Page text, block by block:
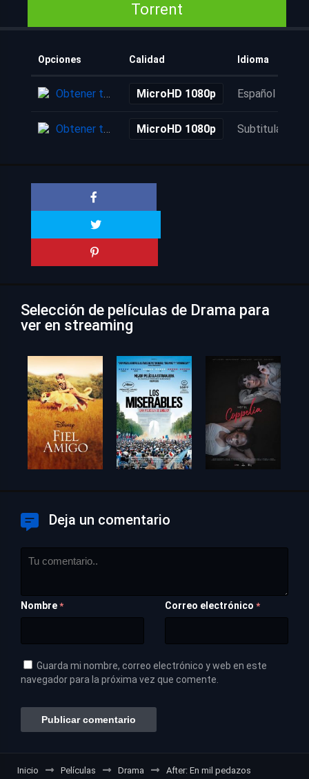
Torrent
Opciones Calidad Idioma
Obtener torrent MicroHD 1080p Español
Obtener torrent MicroHD 1080p Subtitulada
Selección de películas de Drama para
ver en streaming
Deja un comentario
Nombre * Correo electrónico *
Guarda mi nombre, correo electrónico y web en este
navegador para la próxima vez que comente.
Inicio Películas Drama After: En mil pedazos